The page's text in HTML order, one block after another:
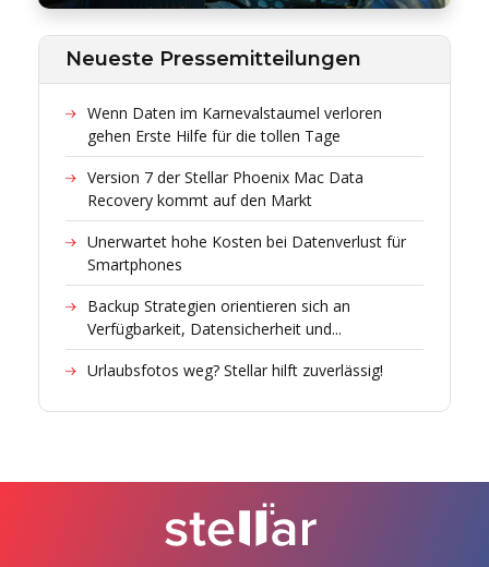
Neueste Pressemitteilungen
Wenn Daten im Karnevalstaumel verloren
gehen Erste Hilfe für die tollen Tage
Version 7 der Stellar Phoenix Mac Data
Recovery kommt auf den Markt
Unerwartet hohe Kosten bei Datenverlust für
Smartphones
Backup Strategien orientieren sich an
Verfügbarkeit, Datensicherheit und...
Urlaubsfotos weg? Stellar hilft zuverlässig!